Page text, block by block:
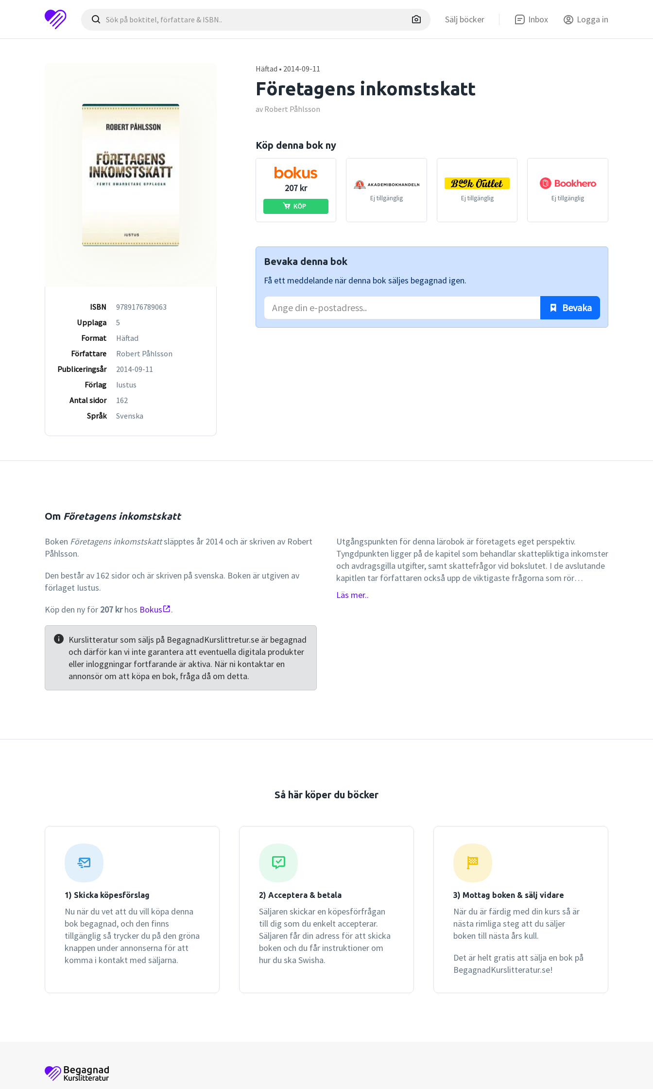
Sälj böcker Inbox Logga in
ISBN
9789176789063
Upplaga
5
Format
Häftad
Författare
Robert Påhlsson
Publiceringsår
2014-09-11
Förlag
Iustus
Antal sidor
162
Språk
Svenska
Häftad • 2014-09-11
Företagens inkomstskatt
av Robert Påhlsson
Köp denna bok ny
207 kr
KÖP
Ej tillgänglig Ej tillgänglig Ej tillgänglig
Bevaka denna bok
Få ett meddelande när denna bok säljes begagnad igen.
Bevaka
Om Företagens inkomstskatt
Boken Företagens inkomstskattsläpptes år 2014 och är skriven av Robert
Påhlsson.
Den består av 162 sidor och är skriven på svenska. Boken är utgiven av
förlaget Iustus.
Köp den ny för 207 krhos Bokus .
Kurslitteratur som säljs på BegagnadKurslittretur.se är begagnad
och därför kan vi inte garantera att eventuella digitala produkter
eller inloggningar fortfarande är aktiva. När ni kontaktar en
annonsör om att köpa en bok, fråga då om detta.
Utgångspunkten för denna lärobok är företagets eget perspektiv.
Tyngdpunkten ligger på de kapitel som behandlar skattepliktiga inkomster
och avdragsgilla utgifter, samt skattefrågor vid bokslutet. I de avslutande
kapitlen tar författaren också upp de viktigaste frågorna som rör
fåmansföretag och företagsöverlåtelser. Slutligen behandlas mer
Läs mer..
Så här köper du böcker
1) Skicka köpesförslag
Nu när du vet att du vill köpa denna
bok begagnad, och den finns
tillgänglig så trycker du på den gröna
knappen under annonserna för att
komma i kontakt med säljarna.
2) Acceptera & betala
Säljaren skickar en köpesförfrågan
till dig som du enkelt accepterar.
Säljaren får din adress för att skicka
boken och du får instruktioner om
hur du ska Swisha.
3) Mottag boken & sälj vidare
När du är färdig med din kurs så är
nästa rimliga steg att du säljer
boken till nästa års kull.
Det är helt gratis att sälja en bok på
BegagnadKurslitteratur.se!